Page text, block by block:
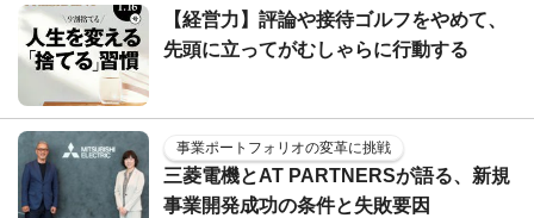
【経営力】評論や接待ゴルフをやめて、
先頭に立ってがむしゃらに行動する
事業ポートフォリオの変革に挑戦
三菱電機とAT PARTNERSが語る、新規
事業開発成功の条件と失敗要因